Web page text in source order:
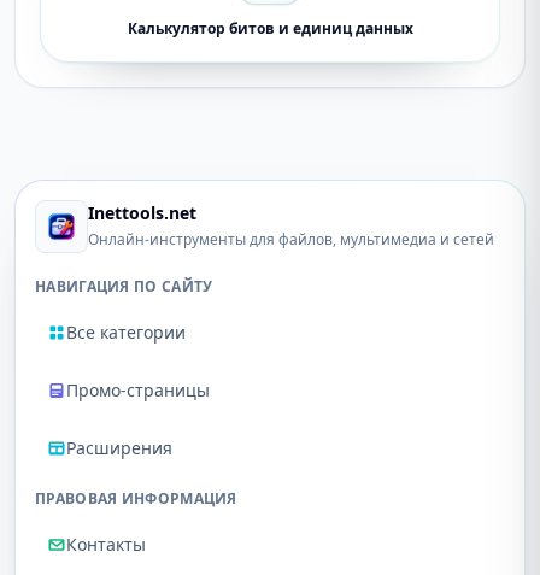
Калькулятор битов и единиц данных
Inettools.net
Онлайн-инструменты для файлов, мультимедиа и сетей
НАВИГАЦИЯ ПО САЙТУ
Все категории
Промо-страницы
Расширения
ПРАВОВАЯ ИНФОРМАЦИЯ
Контакты